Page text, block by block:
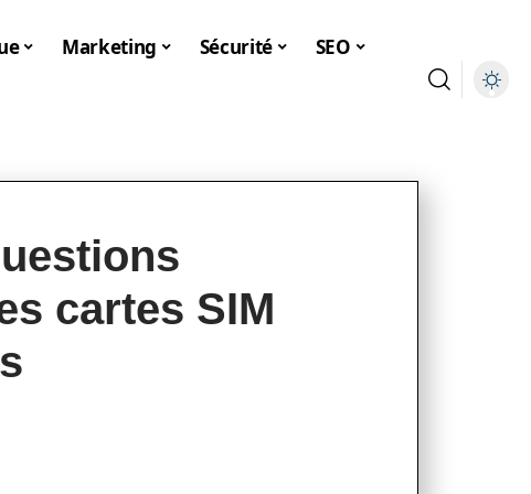
Marketing Sécurité SEO
cartes SIM